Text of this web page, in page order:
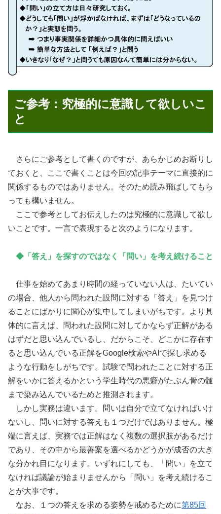
ご参考：究極的に意識して欲しいこ
と
さらにご参考として書くのですが、あらかじめお断りし
ておくと、ここで書くことは今回の記事テーマに直接的に
関係するものではありません。そのため読み飛ばしてもら
っても構いません。
ここで参考としてお伝えしたのは究極的に意識して欲し
いことです。一言で表現すると次のようになります。
◆「答え」を探すのではなく「問い」を考え続けること
仕事を始めてあまり時間の経っていない人は、たいてい
の場合、他人から問われた設問に対する「答え」を見つけ
ることにばかりに関心が集中してしまいがちです。より具
体的に言えば、問われた設問に対してかならず正解がある
はずだと思い込んでいるし、だからこそ、どこかに存在す
ると思い込んでいる正解をGoogle検索やAIで探し求める
ような行動をしがちです。試験で問われたことに対する正
解をいかに答えるかという学生時代の悪癖がたぶん骨の髄
まで染み込んでいるためと推測されます。
しかし実務は違います。問いは自分で立てなければいけ
ないし、問いに対する答えも１つだけではありません。極
端に言えば、実務では正解はなく複数の選択肢があるだけ
であり、その中から最善案を選べるかどうかが成否の大き
な分かれ目になります。いずれにしても、「問い」を立て
なければ議論が始まりませんから「問い」を考え続けるこ
とが大事です。
なお、１つの答えを求める姿勢を戒めるために第85回